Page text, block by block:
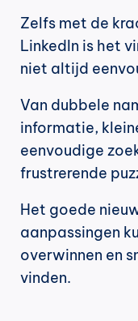
Zelfs met de
LinkedIn is het
niet altijd
Van dubbele
informatie,
eenvoudige
frustrerende
Het goede
aanpassingen
overwinnen en
vinden.